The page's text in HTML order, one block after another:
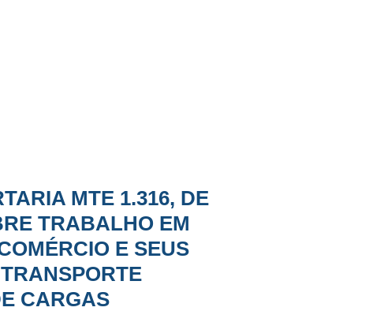
MTE 1.316, DE
TRABALHO EM
E SEUS
CARGAS